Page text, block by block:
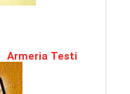
Armeria Testi